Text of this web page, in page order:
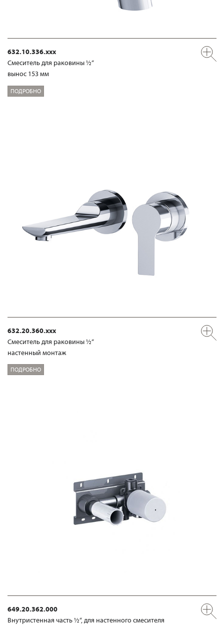
632.10.336.xxx
Смеситель для раковины ½“
вынос 153 мм
ПОДРОБНО
632.20.360.xxx
Смеситель для раковины ½“
настенный монтаж
ПОДРОБНО
649.20.362.000
Внутристенная часть ½“, для настенного смесителя